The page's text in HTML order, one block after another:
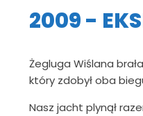
2009 -
Żegluga Wiślana
który zdobył oba
Nasz jacht plynął